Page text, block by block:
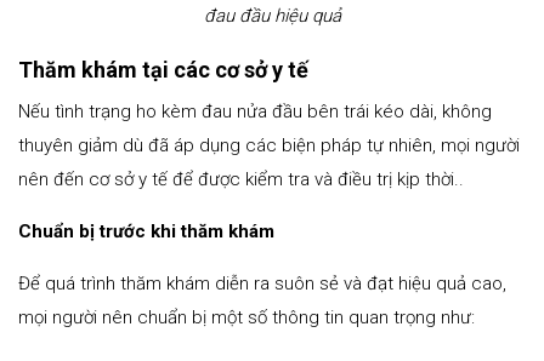
đau đầu hiệu quả
Thăm khám tại các cơ sở y tế
Nếu tình trạng ho kèm đau nửa đầu bên trái kéo dài, không
thuyên giảm dù đã áp dụng các biện pháp tự nhiên, mọi người
nên đến cơ sở y tế để được kiểm tra và điều trị kịp thời..
Chuẩn bị trước khi thăm khám
Để quá trình thăm khám diễn ra suôn sẻ và đạt hiệu quả cao,
mọi người nên chuẩn bị một số thông tin quan trọng như: